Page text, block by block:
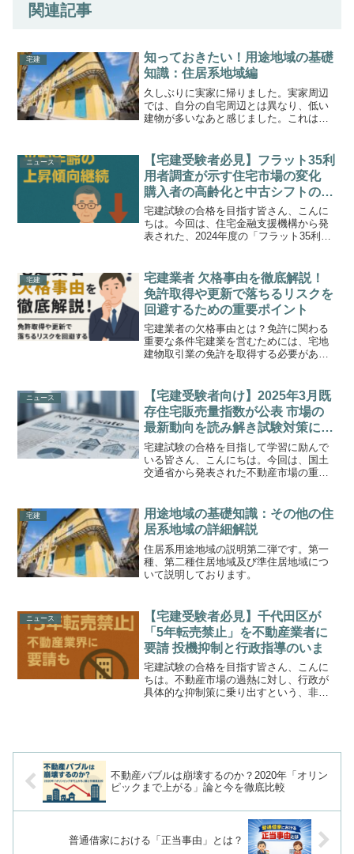
関連記事
宅建
知っておきたい！用途地域の基礎
知識：住居系地域編
久しぶりに実家に帰りました。実家周辺
では、自分の自宅周辺とは異なり、低い
建物が多いなあと感じました。これは自
類のうち、主に住居系の地域5種類につい
て詳しく解説していき...
ニュース
【宅建受験者必見】フラット35利
用者調査が示す住宅市場の変化
購入者の高齢化と中古シフトの鮮
明化
宅建試験の合格を目指す皆さん、こんに
ちは。今回は、住宅金融支援機構から発
表された、2024年度の「フラット35利用
宅ローンであるフラット35の利用者の動
向をまとめたもの...
宅建
宅建業者 欠格事由を徹底解説！
免許取得や更新で落ちるリスクを
回避するための重要ポイント
宅建業者の欠格事由とは？免許に関わる
重要な条件宅建業を営むためには、宅地
建物取引業の免許を取得する必要があり
とは、宅建業法に基づき、免許を与える
べきでないとされる事情の...
ニュース
【宅建受験者向け】2025年3月既
存住宅販売量指数が公表 市場の
最新動向を読み解き試験対策に活
かす
宅建試験の合格を目指して学習に励んで
いる皆さん、こんにちは。今回は、国土
交通省から発表された不動産市場の重要
数値が公表され、中古住宅市場の「今」
を知るための貴重な...
宅建
用途地域の基礎知識：その他の住
居系地域の詳細解説
住居系用途地域の説明第二弾です。第一
種、第二種住居地域及び準住居地域につ
いて説明しております。
ニュース
【宅建受験者必見】千代田区が
「5年転売禁止」を不動産業者に
要請 投機抑制と行政指導のいま
宅建試験の合格を目指す皆さん、こんに
ちは。不動産市場の過熱に対し、行政が
具体的な抑制策に乗り出すという、非常
不動産バブルは崩壊するのか？2020年「オリン
ピックまで上がる」論と今を徹底比較
普通借家における「正当事由」とは？